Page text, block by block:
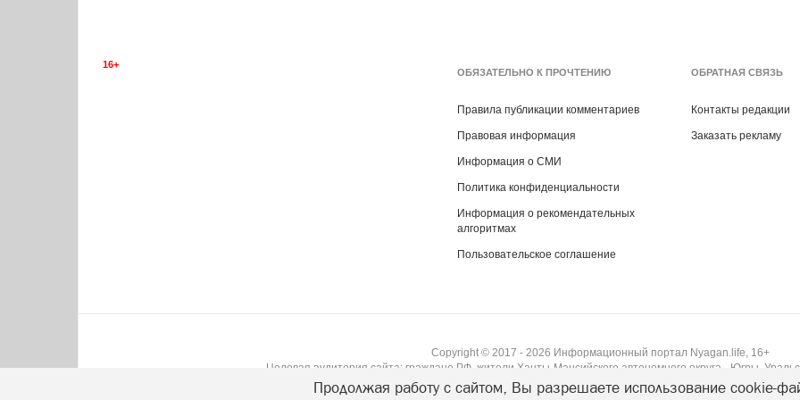
16+
ОБЯЗАТЕЛЬНО К ПРОЧТЕНИЮ
Правила публикации комментариев
Правовая информация
Информация о СМИ
Политика конфиденциальности
Информация о рекомендательных
алгоритмах
Пользовательское соглашение
ОБРАТНАЯ СВЯЗЬ
Контакты редакции
Заказать рекламу
Copyright © 2017 - 2026 Информационный портал Nyagan.life, 16+
Целевая аудитория сайта: граждане РФ, жители Ханты-Мансийского автономного округа - Югры,
Продолжая работу с сайтом, Вы разрешаете использование cookie-